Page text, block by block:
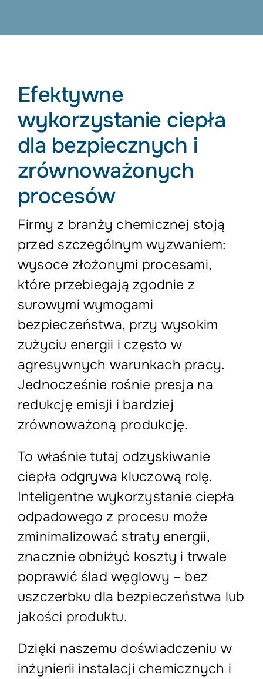
Efektywne
wykorzystanie ciepła
dla bezpiecznych i
zrównoważonych
procesów
Firmy z branży chemicznej stoją
przed szczególnym wyzwaniem:
wysoce złożonymi procesami,
które przebiegają zgodnie z
surowymi wymogami
bezpieczeństwa, przy wysokim
zużyciu energii i często w
agresywnych warunkach pracy.
Jednocześnie rośnie presja na
redukcję emisji i bardziej
zrównoważoną produkcję.
To właśnie tutaj odzyskiwanie
ciepła odgrywa kluczową rolę.
Inteligentne wykorzystanie ciepła
odpadowego z procesu może
zminimalizować straty energii,
znacznie obniżyć koszty i trwale
poprawić ślad węglowy – bez
uszczerbku dla bezpieczeństwa lub
jakości produktu.
Dzięki naszemu doświadczeniu w
inżynierii instalacji chemicznych i